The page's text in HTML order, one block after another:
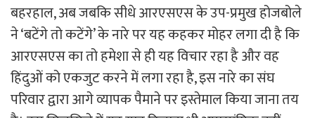
बहरहाल, अब जबकि सीधे आरएसएस के उप-प्रमुख होजबोले
ने ‘बटेंगे तो कटेंगे’ के नारे पर यह कहकर मोहर लगा दी है कि
आरएसएस का तो हमेशा से ही यह विचार रहा है और वह
हिंदुओं को एकजुट करने में लगा रहा है, इस नारे का संघ
परिवार द्वारा आगे व्यापक पैमाने पर इस्तेमाल किया जाना तय